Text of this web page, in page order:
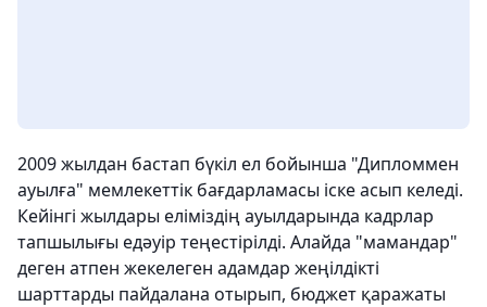
2009 жылдан бастап бүкіл ел бойынша "Дипломмен
ауылға" мемлекеттік бағдарламасы іске асып келеді.
Кейінгі жылдары еліміздің ауылдарында кадрлар
тапшылығы едәуір теңестірілді. Алайда "мамандар"
деген атпен жекелеген адамдар жеңілдікті
шарттарды пайдалана отырып, бюджет қаражаты